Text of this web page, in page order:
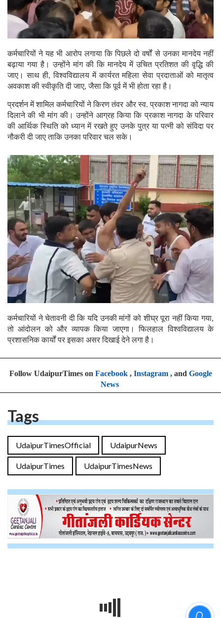
कर्मचारियों ने यह भी आरोप लगाया कि पिछले दो वर्षों से उनका मानदेय नहीं
बढ़ाया गया है। उन्होंने मांग की कि मानदेय में उचित प्रतिशत की वृद्धि की
जाए। साथ ही, विश्वविद्यालय में कार्यरत महिला सेवा प्रदाताओं को मातृत्व
अवकाश की स्वीकृति दी जाए, जैसा कि पूर्व में भी होता रहा है।
प्रदर्शन में शामिल कर्मचारियों ने किरण तंवर और स्व. प्रकाश नागदा को न्याय
दिलाने की भी मांग की। उन्होंने आग्रह किया कि प्रकाश नागदा के परिवार
की आर्थिक स्थिति को ध्यान में रखते हुए उनके पुत्र या पत्नी को संविदा पर
नौकरी दी जाए ताकि उनका परिवार चल सके।
कर्मचारियों ने चेतावनी दी कि यदि उनकी मांगों को शीघ्र पूरा नहीं किया गया,
तो आंदोलन को और व्यापक किया जाएगा। फिलहाल विश्वविद्यालय के
प्रशासनिक कार्यों पर इसका असर दिखाई देने लगा है।
Follow UdaipurTimes on Facebook, Instagram, and Google
News
Tags
UdaipurTimesOfficial UdaipurNews
UdaipurTimes UdaipurTimesNews